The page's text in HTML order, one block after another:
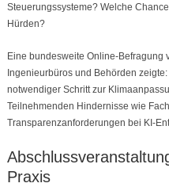
Steuerungssysteme? Welche
Hürden?
Eine bundesweite Online-Befragung
Ingenieurbüros und Behörden
notwendiger Schritt zur
Teilnehmenden Hindernisse wie
Transparenzanforderungen bei KI-
Praxis